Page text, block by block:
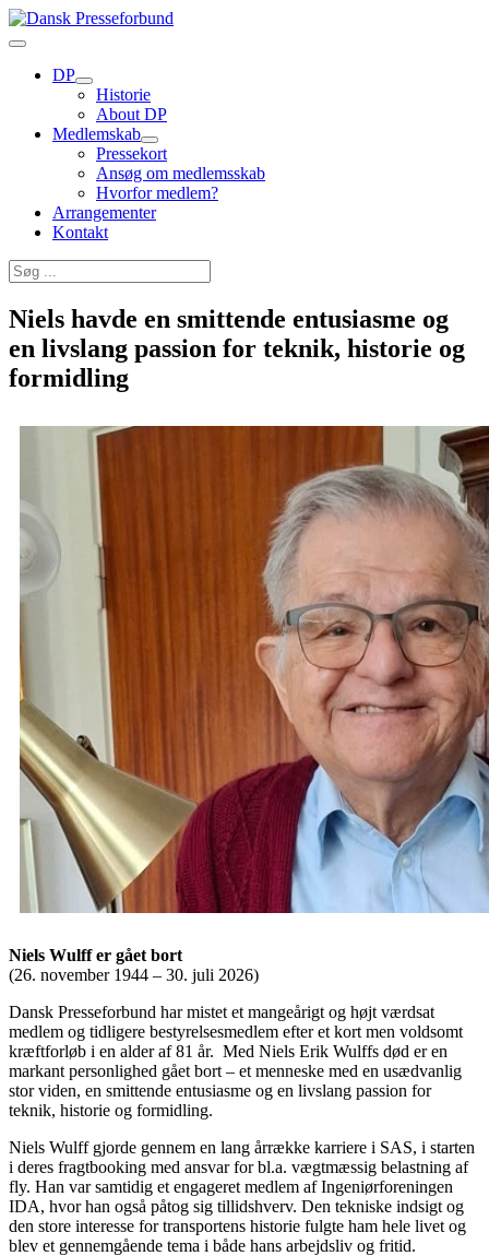
DP
Historie
About DP
Medlemskab
Pressekort
Ansøg om medlemsskab
Hvorfor medlem?
Arrangementer
Kontakt
Niels havde en smittende entusiasme og
en livslang passion for teknik, historie og
formidling
Niels Wulff er gået bort
(26. november 1944 – 30. juli 2026)
Dansk Presseforbund har mistet et mangeårigt og højt værdsat
medlem og tidligere bestyrelsesmedlem efter et kort men voldsomt
kræftforløb i en alder af 81 år. Med Niels Erik Wulffs død er en
markant personlighed gået bort – et menneske med en usædvanlig
stor viden, en smittende entusiasme og en livslang passion for
teknik, historie og formidling.
Niels Wulff gjorde gennem en lang årrække karriere i SAS, i starten
i deres fragtbooking med ansvar for bl.a. vægtmæssig belastning af
fly. Han var samtidig et engageret medlem af Ingeniørforeningen
IDA, hvor han også påtog sig tillidshverv. Den tekniske indsigt og
den store interesse for transportens historie fulgte ham hele livet og
blev et gennemgående tema i både hans arbejdsliv og fritid.